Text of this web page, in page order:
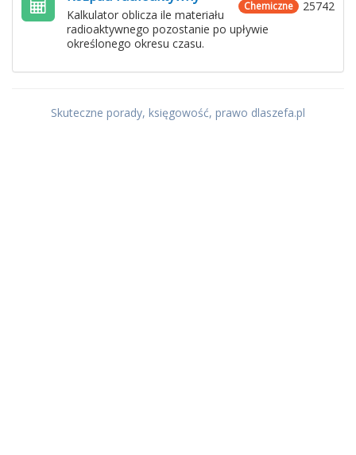
25742
Chemiczne
Kalkulator oblicza ile materiału
radioaktywnego pozostanie po upływie
określonego okresu czasu.
Skuteczne porady, księgowość, prawo dlaszefa.pl